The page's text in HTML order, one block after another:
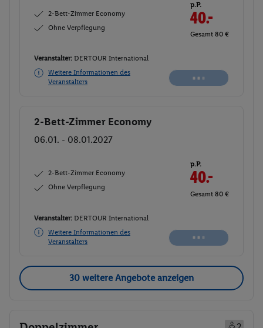
2-Bett-Zimmer Economy
Ohne Verpflegung
p.P.
40.-
Gesamt 80 €
Veranstalter: DERTOUR International
Weitere Informationen des
Veranstalters
Buchen
2-Bett-Zimmer Economy
06.01. - 08.01.2027
2-Bett-Zimmer Economy
Ohne Verpflegung
p.P.
33.-
Gesamt 66 €
Veranstalter: DERTOUR International
Weitere Informationen des
Veranstalters
Buchen
30 weitere Angebote anzeigen